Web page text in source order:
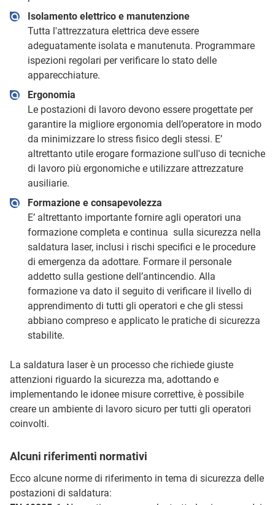
Isolamento elettrico e manutenzione
Tutta l'attrezzatura elettrica deve essere
adeguatamente isolata e manutenuta. Programmare
ispezioni regolari per verificare lo stato delle
apparecchiature.
Ergonomia
Le postazioni di lavoro devono essere progettate per
garantire la migliore ergonomia dell’operatore in modo
da minimizzare lo stress fisico degli stessi. E’
altrettanto utile erogare formazione sull'uso di tecniche
di lavoro più ergonomiche e utilizzare attrezzature
ausiliarie.
Formazione e consapevolezza
E’ altrettanto importante fornire agli operatori una
formazione completa e continua sulla sicurezza nella
saldatura laser, inclusi i rischi specifici e le procedure
di emergenza da adottare. Formare il personale
addetto sulla gestione dell’antincendio. Alla
formazione va dato il seguito di verificare il livello di
apprendimento di tutti gli operatori e che gli stessi
abbiano compreso e applicato le pratiche di sicurezza
stabilite.
La saldatura laser è un processo che richiede giuste
attenzioni riguardo la sicurezza ma, adottando e
implementando le idonee misure correttive, è possibile
creare un ambiente di lavoro sicuro per tutti gli operatori
coinvolti.
Alcuni riferimenti normativi
Ecco alcune norme di riferimento in tema di sicurezza delle
postazioni di saldatura: